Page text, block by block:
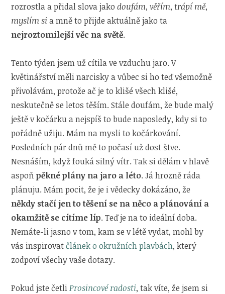
rozrostla a přidal slova jakodoufám,věřím,trápí mě,
myslím si a mně to přijde aktuálně jako ta
nejroztomilejší věc na světě.
Tento týden jsem už cítila ve vzduchu jaro. V
květinářství měli narcisky a vůbec si ho teď všemožně
přivolávám, protože ač je to klišé všech klišé,
neskutečně se letos těším. Stále doufám, že bude malý
ještě v kočárku a nejspíš to bude naposledy, kdy si to
pořádně užiju. Mám na mysli to kočárkování.
Posledních pár dnů mě to počasí už dost štve.
Nesnáším, když fouká silný vítr. Tak si dělám v hlavě
aspoňpěkné plány na jaro a léto. Já hrozně ráda
plánuju. Mám pocit, že je i vědecky dokázáno, že
někdy stačí jen to těšení se na něco a plánování a
okamžitě se cítíme líp. Teď je na to ideální doba.
Nemáte-li jasno v tom, kam se v létě vydat, mohl by
vás inspirovatčlánek o okružních plavbách, který
zodpoví všechy vaše dotazy.
Pokud jste četliProsincové radosti, tak víte, že jsem si